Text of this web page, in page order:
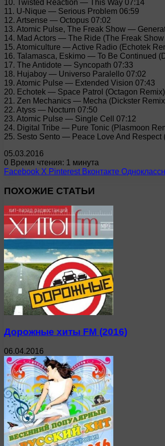
10. Twisted Reaction — This Way 07:14
11. U-Nique — Serious Problem 06:59
12. Artsense — Octopus 07:02
13. Atomic Pulse, The Freak Show —
14. Mad Actors — The Ride (The Freak
15. Atomiculture — Active Radio (Echotek
16. Talamasca, Eskimo — To Be Continued
17. The Antidote — Syncopath 07:33
18. Hujaboy — Universo Paralello 07:02
19. Atomic Pulse — Extended Vision 07:43
20. Echotek — Space Patrol (Octagon
21. Zen Mechanics — Mecha (Dickster
22. Atyss — Nocturn 07:50
23. Atomic Pulse — Single Cell 07:12
24. Digital Tribe — Pure Tonic (Plasmoon
25. Sesto Sento — Peace Love And Respect
05.03.2016
0 Время чтения: 1 минута
Facebook X Pinterest Вконтакте
ПОХОЖИЕ СТАТЬИ
Дорожные хиты FM (2016)
06.04.2016